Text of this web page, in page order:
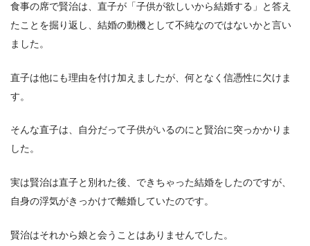
食事の席で賢治は、直子が「子供が欲しいから結婚する」と答え
たことを掘り返し、結婚の動機として不純なのではないかと言い
ました。
直子は他にも理由を付け加えましたが、何となく信憑性に欠けま
す。
そんな直子は、自分だって子供がいるのにと賢治に突っかかりま
した。
実は賢治は直子と別れた後、できちゃった結婚をしたのですが、
自身の浮気がきっかけで離婚していたのです。
賢治はそれから娘と会うことはありませんでした。